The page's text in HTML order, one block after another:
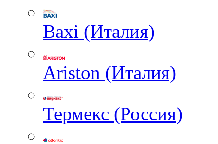
Baxi (Италия)
Ariston (Италия)
Термекс (Россия)